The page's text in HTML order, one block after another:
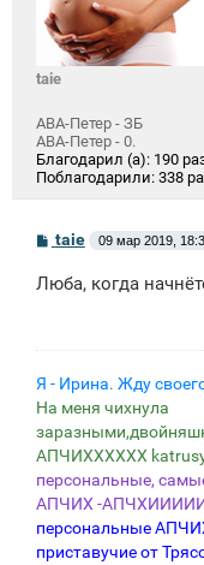
taie
АВА-Петер - ЗБ
АВА-Петер - 0.
Благодарил (а): 190
Поблагодарили: 338
С
б
taie 09 мар 2019,
Люба, когда
Я - Ирина. Жду
На меня чихнула
АПЧИХХХХХХ
персональные,
АПЧИХ -
персональные
приставучие от